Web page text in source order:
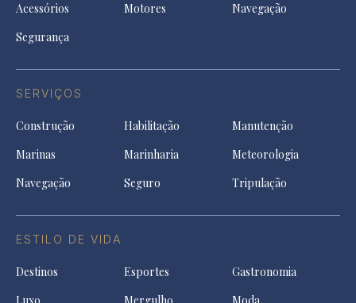
Acessórios Motores
Navegação
Segurança
SERVIÇOS
Construção Habilitação
Manutenção
Marinas
Marinharia
Meteorologia
Navegação
Seguro Tripulação
ESTILO DE VIDA
Destinos Esportes
Gastronomia